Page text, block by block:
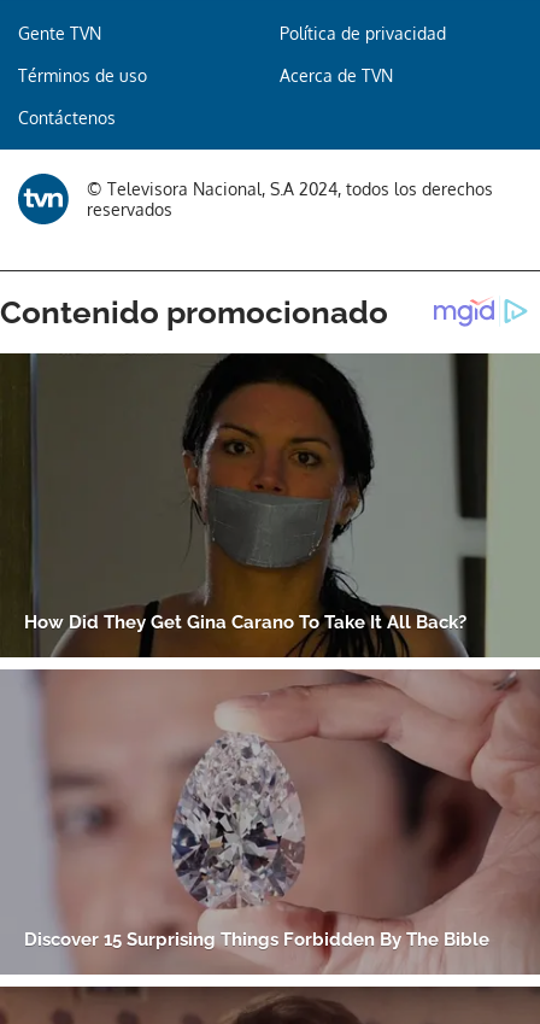
Gente TVN Política de privacidad
Términos de uso Acerca de TVN
Contáctenos
© Televisora Nacional, S.A 2024, todos los derechos
reservados